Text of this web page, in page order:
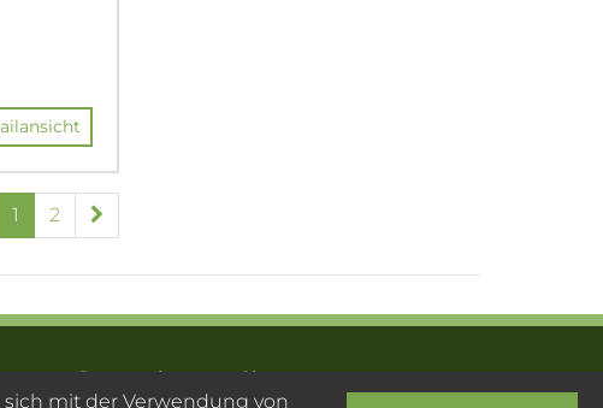
1 2
Datenschutz
Sitemap
mit der Verwendung von